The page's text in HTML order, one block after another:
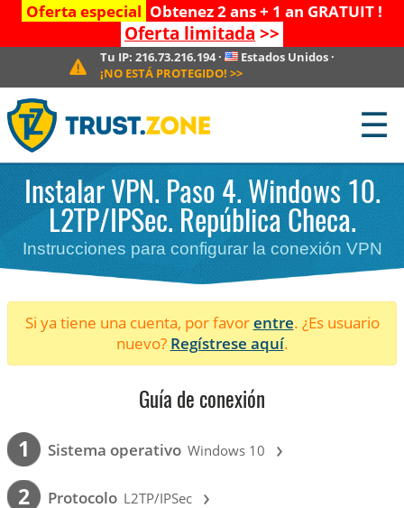
Oferta especial Obtenez 2 ans + 1 an GRATUIT !
Oferta limitada >>
Tu IP: 216.73.216.194· Estados Unidos ·
¡NO ESTÁ PROTEGIDO! >>
☰
Instalar VPN. Paso 4. Windows 10.
L2TP/IPSec. República Checa.
Instrucciones para configurar la conexión VPN
Si ya tiene una cuenta, por favorentre. ¿Es usuario
nuevo? Regístrese aquí.
Guía de conexión
1 Sistema operativo Windows 10 ›
2 Protocolo L2TP/IPSec ›